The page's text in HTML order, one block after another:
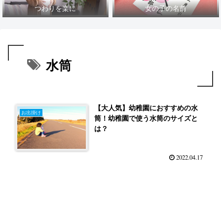
つわりを楽に 女の子の名前
水筒
お出掛け
【大人気】幼稚園におすすめの水
筒！幼稚園で使う水筒のサイズと
は？
2022.04.17